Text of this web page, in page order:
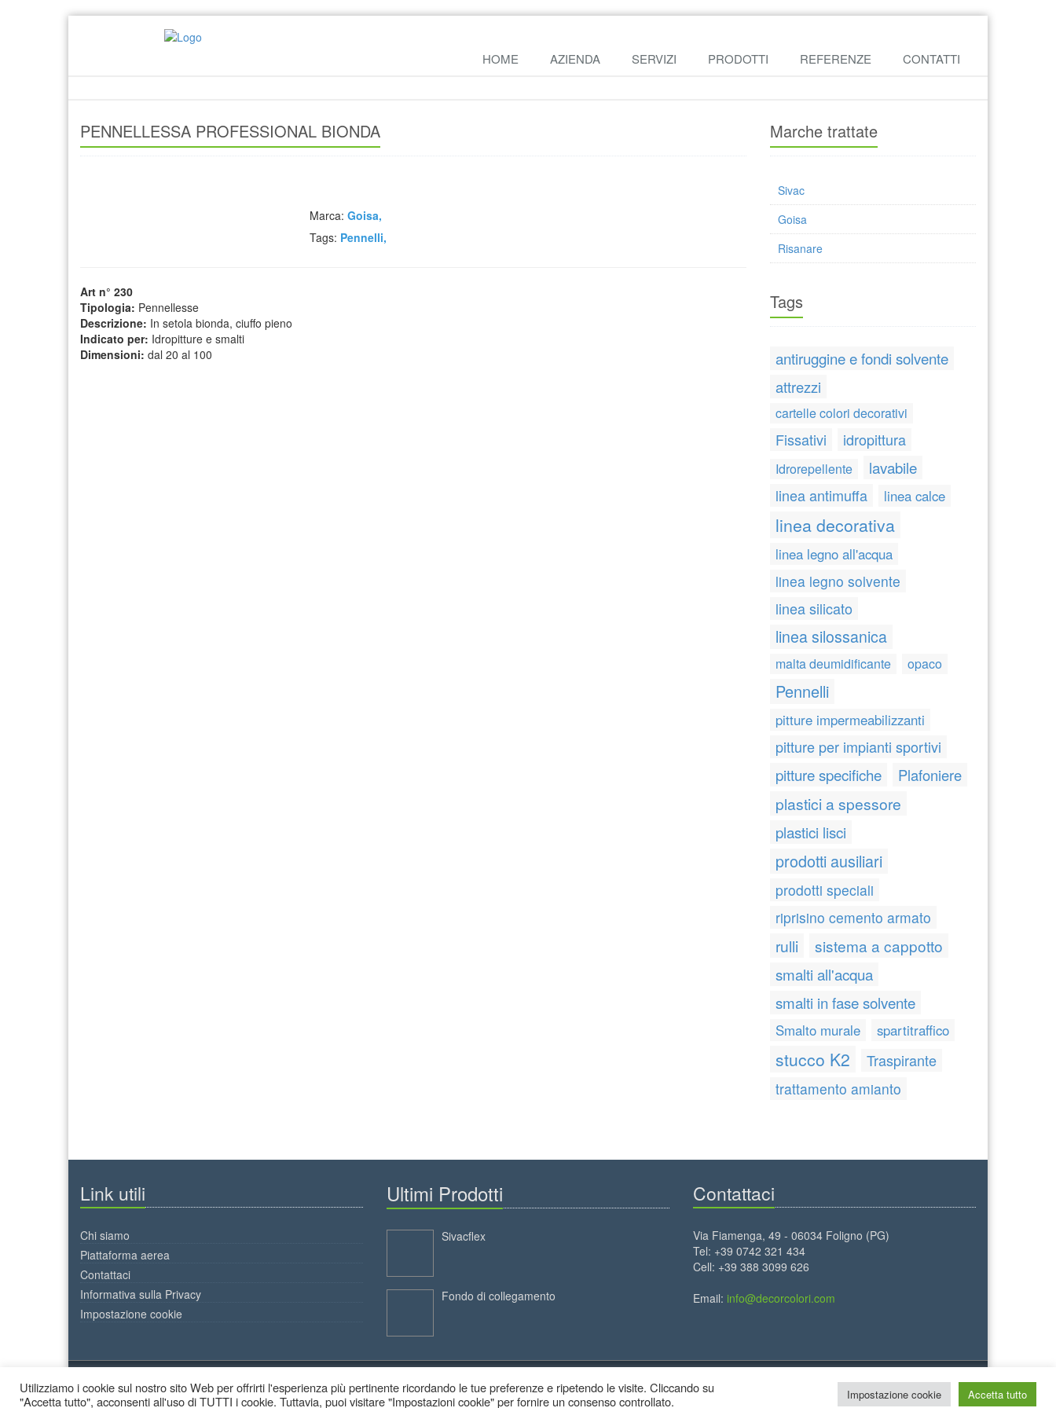
HOME AZIENDA SERVIZI PRODOTTI REFERENZE CONTATTI
PENNELLESSA PROFESSIONAL BIONDA
Marca:Goisa,
Tags: Pennelli,
Art n° 230
Tipologia: Pennellesse
Descrizione: In setola bionda, ciuffo pieno
Indicato per: Idropitture e smalti
Dimensioni: dal 20 al 100
Marche trattate
Sivac
Goisa
Risanare
Tags
antiruggine e fondi solvente
attrezzi
cartelle colori decorativi
Fissativi idropittura
Idrorepellente lavabile
linea antimuffa linea calce
linea decorativa
linea legno all'acqua
linea legno solvente
linea silicato
linea silossanica
malta deumidificante opaco
Pennelli
pitture impermeabilizzanti
pitture per impianti sportivi
pitture specifiche Plafoniere
plastici a spessore
plastici lisci
prodotti ausiliari
prodotti speciali
riprisino cemento armato
rulli
sistema a cappotto
smalti all'acqua
smalti in fase solvente
Smalto murale spartitraffico
stucco K2 Traspirante
trattamento amianto
Link utili
Chi siamo
Piattaforma aerea
Contattaci
Informativa sulla Privacy
Impostazione cookie
Ultimi Prodotti
Sivacflex
Fondo di collegamento
Contattaci
Via Fiamenga, 49 - 06034 Foligno (PG)
Tel: +39 0742 321 434
Cell: +39 388 3099 626
Email: info@decorcolori.com
2026 © Decor Colori - All Rights Reserved.
Utilizziamo i cookie sul nostro sito Web per offrirti l'esperienza più pertinente ricordando le tue preferenze e ripetendo le visite. Cliccando su
"Accetta tutto", acconsenti all'uso di TUTTI i cookie. Tuttavia, puoi visitare "Impostazioni cookie" per fornire un consenso controllato.
Impostazione cookie Accetta tutto